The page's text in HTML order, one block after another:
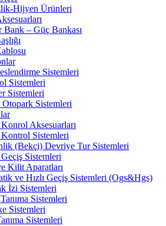
Hijyen Ürünleri
Bank – Güç Bankası
Sistemleri
Sistemleri
Sistemleri
Sistemleri
Aksesuarları
Sistemleri
(Bekçi) Devriye Tur Sistemleri
Sistemleri
Kilit Aparatları
ve Hızlı Geçiş Sistemleri (Ogs&Hgs)
İzi Sistemleri
Sistemleri
Sistemleri
Sistemleri